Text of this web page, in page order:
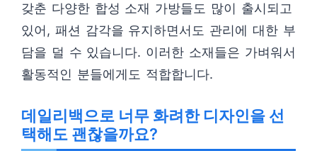
갖춘 다양한 합성 소재 가방들도 많이 출시되고
있어, 패션 감각을 유지하면서도 관리에 대한 부
담을 덜 수 있습니다. 이러한 소재들은 가벼워서
활동적인 분들에게도 적합합니다.
데일리백으로 너무 화려한 디자인을 선
택해도 괜찮을까요?